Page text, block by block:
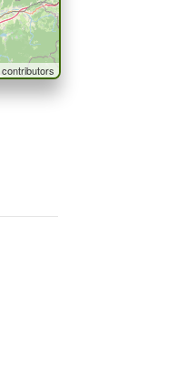
contributors